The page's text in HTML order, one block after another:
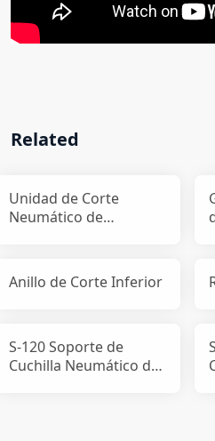
Related
Unidad de Corte
Neumático de
Anillo de Corte Inferior
S-120 Soporte de
Cuchilla Neumático de